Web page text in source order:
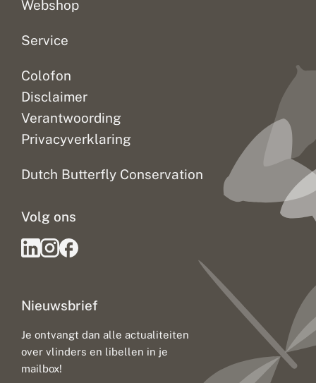
Webshop
Service
Colofon
Disclaimer
Verantwoording
Privacyverklaring
Dutch Butterfly Conservation
Nieuwsbrief
Je ontvangt dan alle actualiteiten
over vlinders en libellen in je
mailbox!
Volg ons